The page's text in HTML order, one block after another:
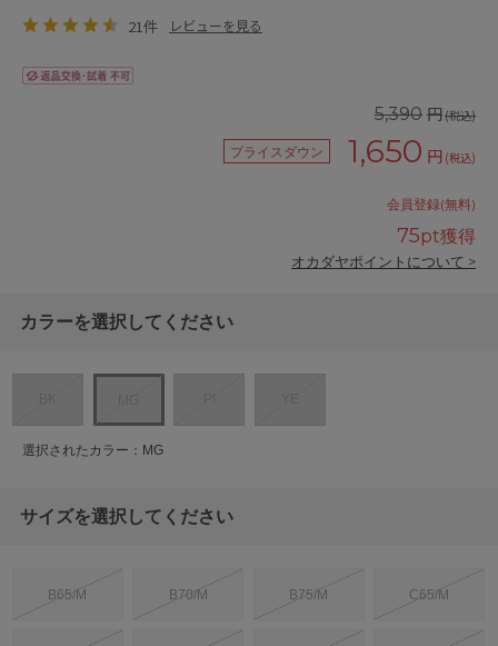
21件 レビューを見る
5,390 円(税込)
プライスダウン 1,650 円 (税込)
会員登録(無料)
75pt獲得
オカダヤポイントについて >
カラーを選択してください
選択されたカラー：MG
サイズを選択してください
B65/M B70/M B75/M C65/M